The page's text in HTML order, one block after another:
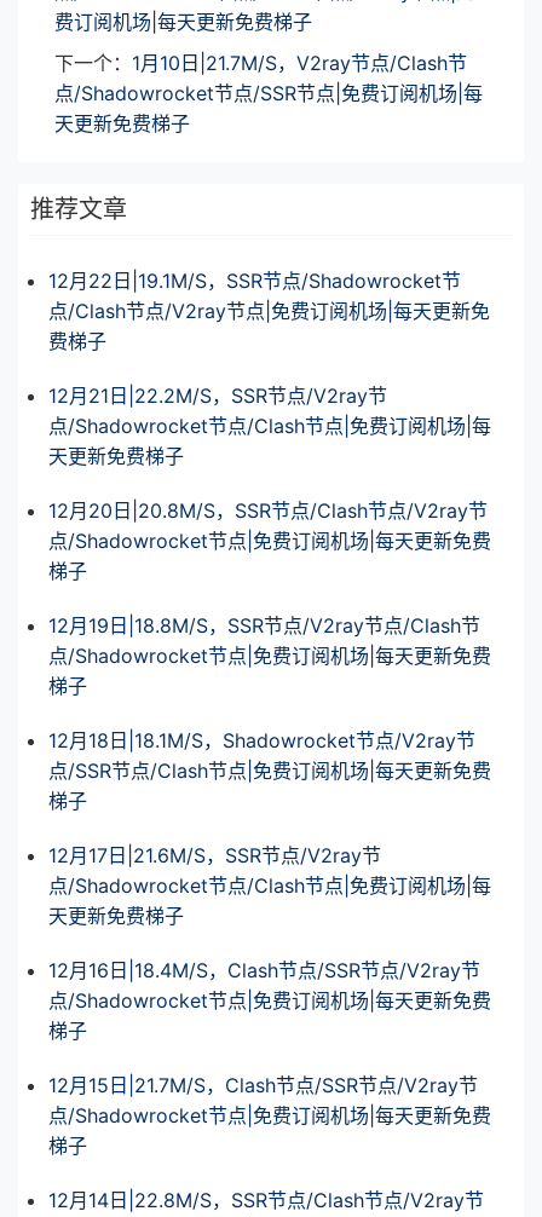
费订阅机场|每天更新免费梯子
下一个： 1月10日|21.7M/S，V2ray节点/Clash节
点/Shadowrocket节点/SSR节点|免费订阅机场|每
天更新免费梯子
推荐文章
12月22日|19.1M/S，SSR节点/Shadowrocket节
点/Clash节点/V2ray节点|免费订阅机场|每天更新免
费梯子
12月21日|22.2M/S，SSR节点/V2ray节
点/Shadowrocket节点/Clash节点|免费订阅机场|每
天更新免费梯子
12月20日|20.8M/S，SSR节点/Clash节点/V2ray节
点/Shadowrocket节点|免费订阅机场|每天更新免费
梯子
12月19日|18.8M/S，SSR节点/V2ray节点/Clash节
点/Shadowrocket节点|免费订阅机场|每天更新免费
梯子
12月18日|18.1M/S，Shadowrocket节点/V2ray节
点/SSR节点/Clash节点|免费订阅机场|每天更新免费
梯子
12月17日|21.6M/S，SSR节点/V2ray节
点/Shadowrocket节点/Clash节点|免费订阅机场|每
天更新免费梯子
12月16日|18.4M/S，Clash节点/SSR节点/V2ray节
点/Shadowrocket节点|免费订阅机场|每天更新免费
梯子
12月15日|21.7M/S，Clash节点/SSR节点/V2ray节
点/Shadowrocket节点|免费订阅机场|每天更新免费
梯子
12月14日|22.8M/S，SSR节点/Clash节点/V2ray节